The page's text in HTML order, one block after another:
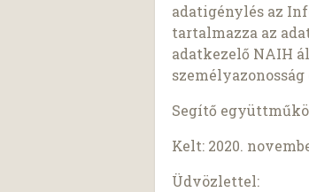
adatigénylés az
tartalmazza az
adatkezelő NAIH
Segítő
Kelt: 2020.
Üdvözlettel: